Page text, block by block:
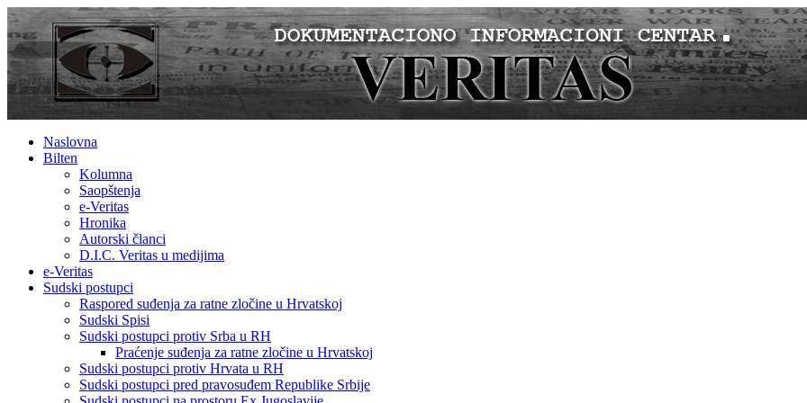
Naslovna
Bilten
Kolumna
Saopštenja
e-Veritas
Hronika
Autorski članci
D.I.C. Veritas u medijima
e-Veritas
Sudski postupci
Raspored suđenja za ratne zločine u Hrvatskoj
Sudski Spisi
Sudski postupci protiv Srba u RH
Praćenje suđenja za ratne zločine u Hrvatskoj
Sudski postupci protiv Hrvata u RH
Sudski postupci pred pravosuđem Republike Srbije